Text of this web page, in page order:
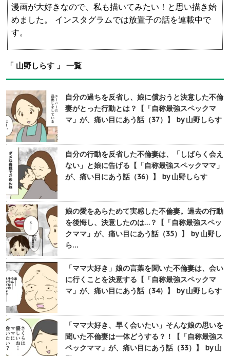
漫画が大好きなので、私も描いてみたい！と思い描き始
めました。 インスタグラムでは放置子の話を連載中で
す。
「 山野しらす 」 一覧
自分の過ちを反省し、娘に償おうと決意した不倫
妻がとった行動とは？【「自称最強スペックマ
マ」が、痛い目にあう話（37）】 by 山野しらす
自分の行動を反省した不倫妻は、「しばらく会え
ない」と娘に告げる【「自称最強スペックママ」
が、痛い目にあう話（36）】 by 山野しらす
娘の愛をあらためて実感した不倫妻。過去の行動
を後悔し、決意したのは…？【「自称最強スペッ
クママ」が、痛い目にあう話（35）】 by 山野し
ら…
「ママ大好き」娘の言葉を聞いた不倫妻は、会い
に行くことを決意する【「自称最強スペックマ
マ」が、痛い目にあう話（34）】 by 山野しらす
「ママ大好き、早く会いたい」そんな娘の思いを
聞いた不倫妻は一体どうする？！【「自称最強ス
ペックママ」が、痛い目にあう話（33）】 by 山